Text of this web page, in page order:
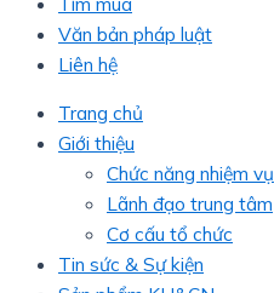
Văn bản pháp luật
Liên hệ
Trang chủ
Giới thiệu
Chức năng nhiệm vụ
Lãnh đạo trung tâm
Cơ cấu tổ chức
Tin sức & Sự kiện